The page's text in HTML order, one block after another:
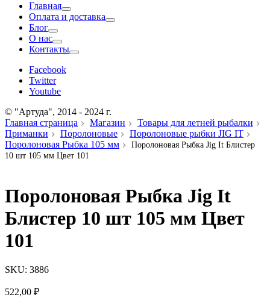
Главная
Оплата и доставка
Блог
О нас
Контакты
Facebook
Twitter
Youtube
© "Артуда", 2014 - 2024 г.
Главная страница
Магазин
Товары для летней рыбалки
Приманки
Поролоновые
Поролоновые рыбки JIG IT
Поролоновая Рыбка 105 мм
Поролоновая Рыбка Jig It Блистер
10 шт 105 мм Цвет 101
Поролоновая Рыбка Jig It
Блистер 10 шт 105 мм Цвет
101
SKU: 3886
522,00 ₽